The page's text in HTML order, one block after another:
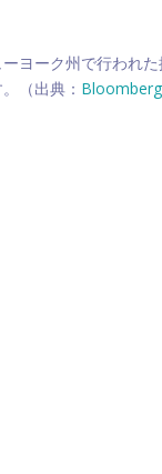
ヨーク州で行われ
（出典：